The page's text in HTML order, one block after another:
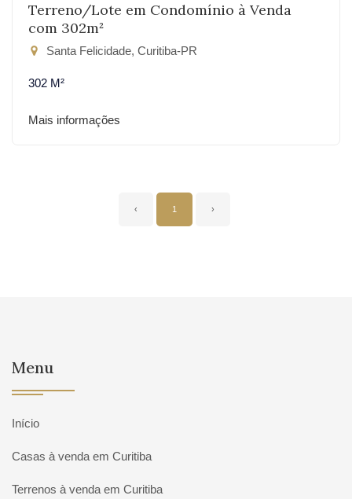
Terreno/Lote em Condomínio à Venda
com 302m²
Santa Felicidade, Curitiba-PR
302 M²
Mais informações
‹ 1 ›
Menu
Início
Casas à venda em Curitiba
Terrenos à venda em Curitiba